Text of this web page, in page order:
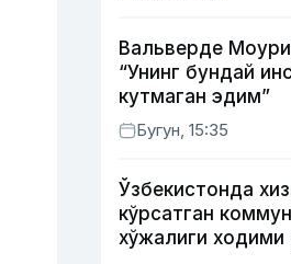
Вальверде
“Унинг бундай
кутмаган эдим”
Бугун, 15:35
Ўзбекистонда
кўрсатган
хўжалиги ходими